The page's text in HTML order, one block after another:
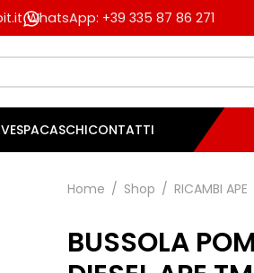
WhatsApp: +39 335 87 86 271
CASCHICONTATTI
Home / Shop / RICAMBI APE
BUSSOLA